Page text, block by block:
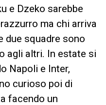
e Dzeko sarebbe
ma chi arriva
due squadre sono
agli altri. In estate si
Napoli e Inter,
curioso poi di
facendo un